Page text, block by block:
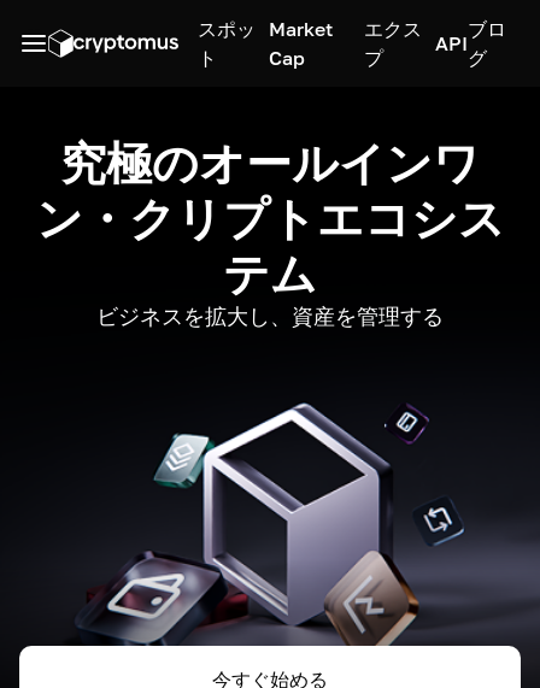
スポッ
ト
Market
Cap
エクス
プ
API
ブロ
グ
究極のオールインワ
ン・クリプトエコシス
テム
ビジネスを拡大し、資産を管理する
今すぐ始める